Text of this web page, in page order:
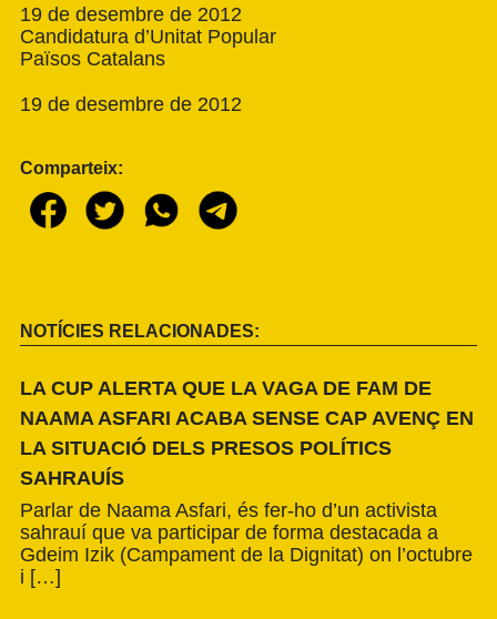
19 de desembre de 2012
Candidatura d’Unitat Popular
Països Catalans
19 de desembre de 2012
Comparteix:
NOTÍCIES RELACIONADES:
LA CUP ALERTA QUE LA VAGA DE FAM DE
NAAMA ASFARI ACABA SENSE CAP AVENÇ EN
LA SITUACIÓ DELS PRESOS POLÍTICS
SAHRAUÍS
Parlar de Naama Asfari, és fer-ho d’un activista
sahrauí que va participar de forma destacada a
Gdeim Izik (Campament de la Dignitat) on l’octubre
i […]